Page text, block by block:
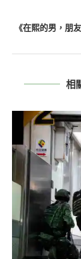
《在熙的男，朋
相